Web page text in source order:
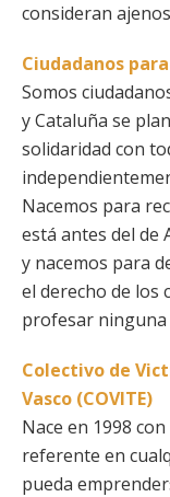
consideran
Ciudadanos
Somos
y Cataluña se
solidaridad con
Nacemos para
está antes del de
y nacemos para
el derecho de los
profesar ninguna
Colectivo de
Vasco (COVITE)
Nace en 1998
referente en
pueda